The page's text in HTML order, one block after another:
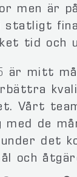
men är
tid och
är mitt
Vårt
de
under det
och